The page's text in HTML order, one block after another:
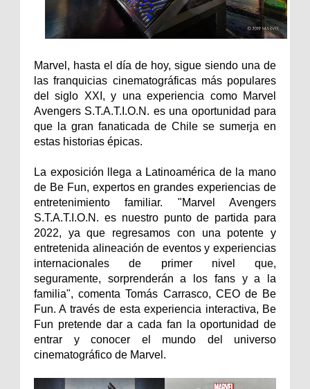
Marvel, hasta el día de hoy, sigue siendo una de
las franquicias cinematográficas más populares
del siglo XXI, y una experiencia como Marvel
Avengers S.T.A.T.I.O.N. es una oportunidad para
que la gran fanaticada de Chile se sumerja en
estas historias épicas.
La exposición llega a Latinoamérica de la mano
de Be Fun, expertos en grandes experiencias de
entretenimiento familiar. "Marvel Avengers
S.T.A.T.I.O.N. es nuestro punto de partida para
2022, ya que regresamos con una potente y
entretenida alineación de eventos y experiencias
internacionales de primer nivel que,
seguramente, sorprenderán a los fans y a la
familia", comenta Tomás Carrasco, CEO de Be
Fun. A través de esta experiencia interactiva, Be
Fun pretende dar a cada fan la oportunidad de
entrar y conocer el mundo del universo
cinematográfico de Marvel.